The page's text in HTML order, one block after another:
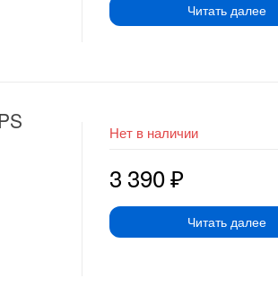
Читать далее
Нет в наличии
3 390₽
Читать далее